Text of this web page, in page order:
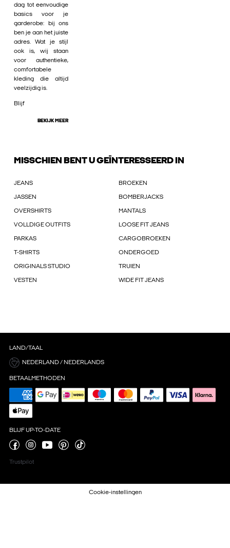
dag tot eenvoudige
basics voor je
garderobe: bij ons
ben je aan het juiste
adres. Wat je stijl
ook is, wij staan
voor authentieke,
comfortabele
kleding die altijd
veelzijdig is.
Blijf
BEKIJK MEER
MISSCHIEN BENT U GEÏNTERESSEERD IN
JEANS BROEKEN
JASSEN BOMBERJACKS
OVERSHIRTS MANTALS
VOLLDIGE OUTFITS LOOSE FIT JEANS
PARKAS CARGOBROEKEN
T-SHIRTS ONDERGOED
ORIGINALS STUDIO TRUIEN
VESTEN WIDE FIT JEANS
LAND/TAAL
NEDERLAND / NEDERLANDS
BETAALMETHODEN
BLIJF UP-TO-DATE
Trustpilot
Cookie-instellingen